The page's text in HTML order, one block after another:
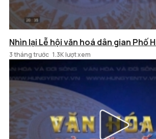
Nhìn lại Lễ hội văn hoá dân gian Phố
3 tháng trước 1.3K lượt xem